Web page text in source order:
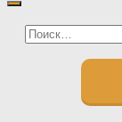
Найти: